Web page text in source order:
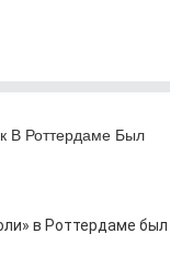
В Роттердаме Был
в Роттердаме был